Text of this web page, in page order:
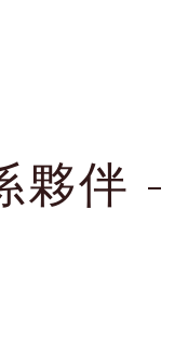
夥伴 -